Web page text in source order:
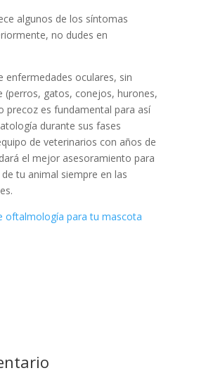
algunos de los síntomas
no dudes en
enfermedades oculares, sin
(perros, gatos, conejos, hurones,
precoz es fundamental para así
durante sus fases
de veterinarios con años de
el mejor asesoramiento para
tu animal siempre en las
oftalmología para tu mascota